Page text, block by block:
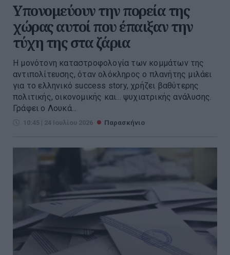
Υπονομεύουν την πορεία της
χώρας αυτοί που έπαιξαν την
τύχη της στα ζάρια
Η μονότονη καταστροφολογία των κομμάτων της
αντιπολίτευσης, όταν ολόκληρος ο πλανήτης μιλάει
για το ελληνικό success story, χρήζει βαθύτερης
πολιτικής, οικονομικής και... ψυχιατρικής ανάλυσης.
Γράφει ο Λουκά...
10:45 | 24 Ιουλίου 2026 Παρασκήνιο